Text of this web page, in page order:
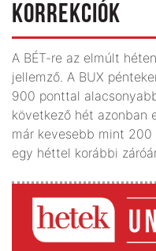
KORREKCIÓK
A BÉT-re az elmúlt
jellemző. A BUX
900 ponttal
következő hét azonban
már kevesebb mint
egy héttel korábbi